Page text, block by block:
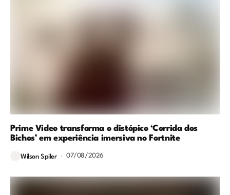
Prime Video transforma o distópico ‘Corrida dos
Bichos’ em experiência imersiva no Fortnite
Wilson Spiler 07/08/2026